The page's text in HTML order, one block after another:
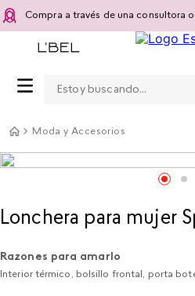
Compra a través de una consultora
Moda y Accesorios
Lonchera para mujer
Razones para amarlo
Interior térmico, bolsillo frontal, porta